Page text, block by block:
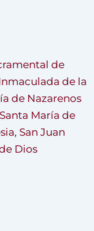
de
de la
de Nazarenos
María de
San Juan
Dios